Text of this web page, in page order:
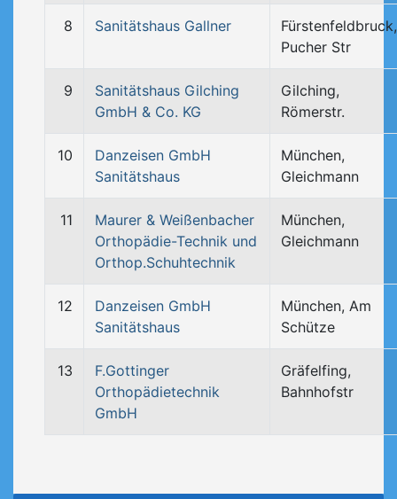
8 Sanitätshaus Gallner
Fürstenfeldbruck,
Pucher Str
9
Sanitätshaus Gilching
GmbH & Co. KG
Gilching,
Römerstr.
10
Danzeisen GmbH
Sanitätshaus
München,
Gleichmann
11
Maurer & Weißenbacher
Orthopädie-Technik und
Orthop.Schuhtechnik
München,
Gleichmann
12
Danzeisen GmbH
Sanitätshaus
München, Am
Schütze
13
F.Gottinger
Orthopädietechnik
GmbH
Gräfelfing,
Bahnhofstr